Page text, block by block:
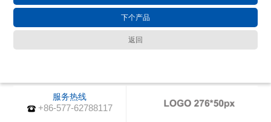
下个产品
返回
服务热线
+86-577-62788117